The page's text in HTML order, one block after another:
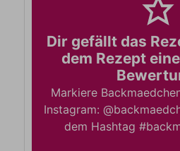
Dir gefällt das
dem Rezept
Markiere
Instagram:
dem Hashtag